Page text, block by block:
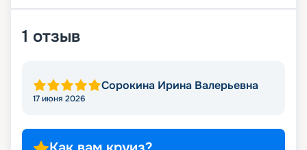
1 отзыв
Сорокина Ирина Валерьевна
17 июня 2026